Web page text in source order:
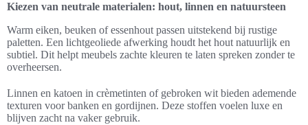
Kiezen van neutrale materialen: hout, linnen en natuursteen
Warm eiken, beuken of essenhout passen uitstekend bij rustige
paletten. Een lichtgeoliede afwerking houdt het hout natuurlijk en
subtiel. Dit helpt meubels zachte kleuren te laten spreken zonder te
overheersen.
Linnen en katoen in crèmetinten of gebroken wit bieden ademende
texturen voor banken en gordijnen. Deze stoffen voelen luxe en
blijven zacht na vaker gebruik.